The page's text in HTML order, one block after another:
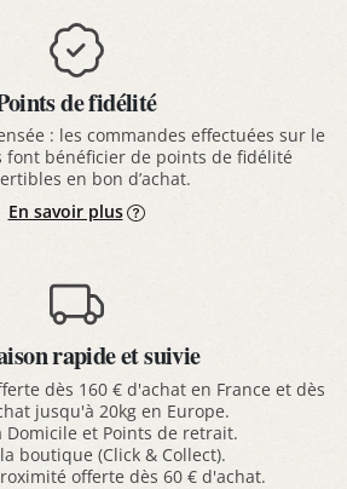
de fidélité
: les commandes effectuées sur le
font bénéficier de points de fidélité
en bon d’achat.
En savoir plus
rapide et suivie
dès 160 € d'achat en France et dès
jusqu'à 20kg en Europe.
Domicile et Points de retrait.
boutique (Click & Collect).
offerte dès 60 € d'achat.